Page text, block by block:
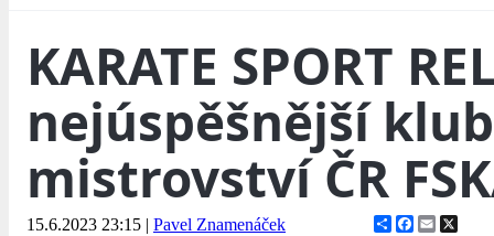
KARATE SPORT
nejúspěšnější klub
mistrovství ČR
15.6.2023 23:15 | Pavel Znamenáček ShareFacebook
Email